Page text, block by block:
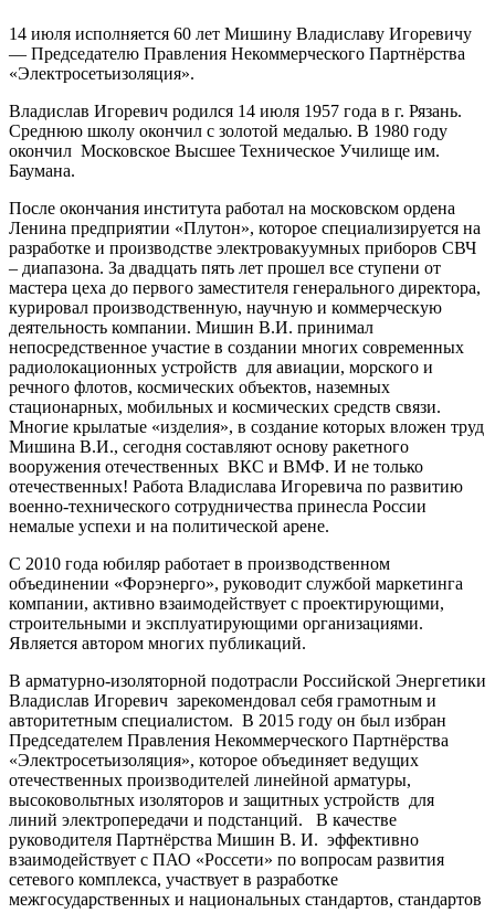
14 июля исполняется 60 лет Мишину Владиславу Игоревичу
— Председателю Правления Некоммерческого Партнёрства
«Электросетьизоляция».
Владислав Игоревич родился 14 июля 1957 года в г. Рязань.
Среднюю школу окончил с золотой медалью. В 1980 году
окончил Московское Высшее Техническое Училище им.
Баумана.
После окончания института работал на московском ордена
Ленина предприятии «Плутон», которое специализируется на
разработке и производстве электровакуумных приборов СВЧ
– диапазона. За двадцать пять лет прошел все ступени от
мастера цеха до первого заместителя генерального директора,
курировал производственную, научную и коммерческую
деятельность компании. Мишин В.И. принимал
непосредственное участие в создании многих современных
радиолокационных устройств для авиации, морского и
речного флотов, космических объектов, наземных
стационарных, мобильных и космических средств связи.
Многие крылатые «изделия», в создание которых вложен труд
Мишина В.И., сегодня составляют основу ракетного
вооружения отечественных ВКС и ВМФ. И не только
отечественных! Работа Владислава Игоревича по развитию
военно-технического сотрудничества принесла России
немалые успехи и на политической арене.
С 2010 года юбиляр работает в производственном
объединении «Форэнерго», руководит службой маркетинга
компании, активно взаимодействует с проектирующими,
строительными и эксплуатирующими организациями.
Является автором многих публикаций.
В арматурно-изоляторной подотрасли Российской Энергетики
Владислав Игоревич зарекомендовал себя грамотным и
авторитетным специалистом. В 2015 году он был избран
Председателем Правления Некоммерческого Партнёрства
«Электросетьизоляция», которое объединяет ведущих
отечественных производителей линейной арматуры,
высоковольтных изоляторов и защитных устройств для
линий электропередачи и подстанций. В качестве
руководителя Партнёрства Мишин В. И. эффективно
взаимодействует с ПАО «Россети» по вопросам развития
сетевого комплекса, участвует в разработке
межгосударственных и национальных стандартов, стандартов